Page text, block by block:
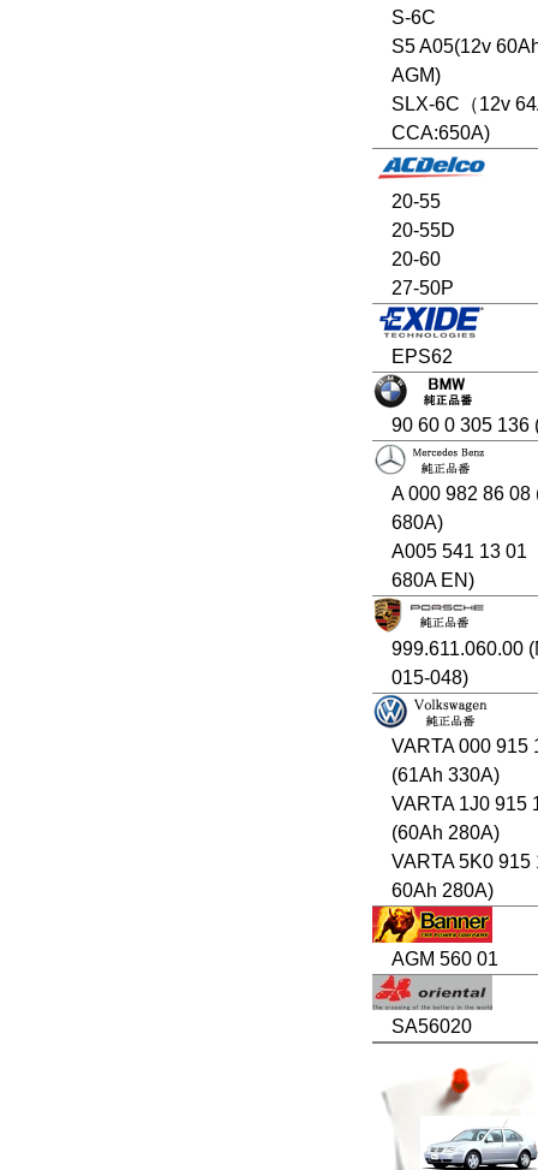
S-6C
S5 A05(12v
AGM)
SLX-6C（12v
CCA:650A)
20-55
20-55D
20-60
27-50P
EPS62
90 60 0 305 136
A 000 982 86 08
680A)
A005 541 13 01
680A EN)
999.611.060.00
015-048)
VARTA 000 915
(61Ah 330A)
VARTA 1J0 915
(60Ah 280A)
VARTA 5K0 915
60Ah 280A)
AGM 560 01
SA56020